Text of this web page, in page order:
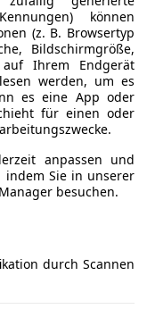
können
(z. B. Browsertyp
Bildschirmgröße,
auf Ihrem Endgerät
werden, um es
es eine App oder
für einen oder
anpassen und
Sie in unserer
besuchen.
durch Scannen